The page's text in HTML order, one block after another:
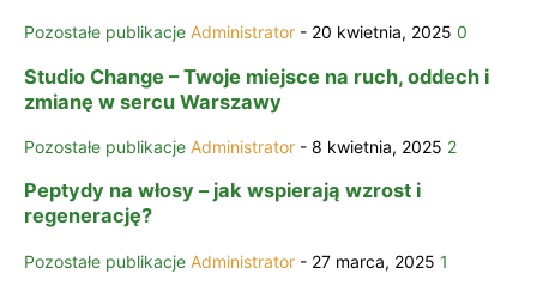
Pozostałe publikacje Administrator - 20 kwietnia, 2025 0
Studio Change – Twoje miejsce na ruch, oddech i
zmianę w sercu Warszawy
Pozostałe publikacje Administrator - 8 kwietnia, 2025 2
Peptydy na włosy – jak wspierają wzrost i
regenerację?
Pozostałe publikacje Administrator - 27 marca, 2025 1